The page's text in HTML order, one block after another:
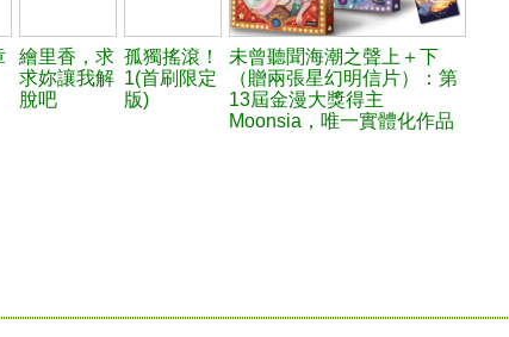
繪里香，求
求妳讓我解
脫吧
孤獨搖滾！
1(首刷限定
版)
未曾聽聞海潮之聲上＋下
（贈兩張星幻明信片）：第
13屆金漫大獎得主
Moonsia，唯一實體化作品